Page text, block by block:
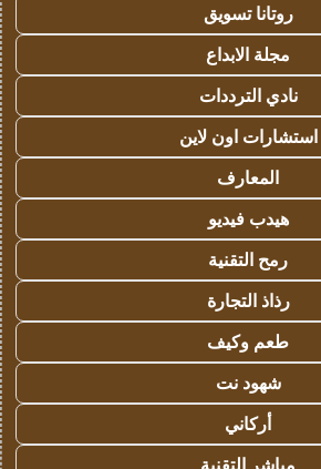
روتانا تسويق
مجلة الابداع
نادي الترددات
استشارات اون لاين
المعارف
هيدب فيديو
رمح التقنية
رذاذ التجارة
طعم وكيف
شهود نت
أركاني
مباشر التقنية